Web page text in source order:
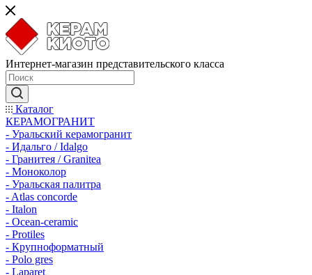
Интернет-магазин представительского класса
Каталог
КЕРАМОГРАНИТ
- Уральский керамогранит
- Идальго / Idalgo
- Гранитея / Granitea
- Моноколор
- Уральская палитра
- Atlas concorde
- Italon
- Ocean-ceramic
- Protiles
- Крупноформатный
- Polo gres
- Laparet